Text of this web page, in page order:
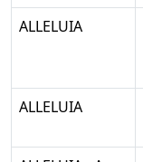
ALLELUIA
ALLELUIA